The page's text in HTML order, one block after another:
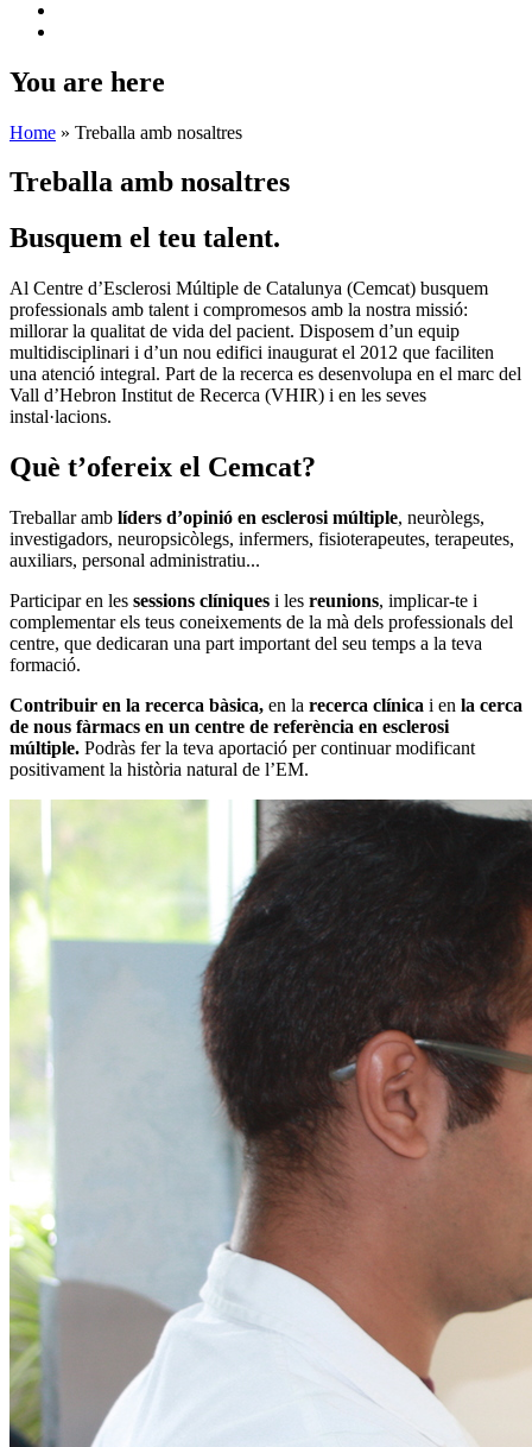
You are here
Home » Treballa amb nosaltres
Treballa amb nosaltres
Busquem el teu talent.
Al Centre d’Esclerosi Múltiple de Catalunya (Cemcat) busquem
professionals amb talent i compromesos amb la nostra missió:
millorar la qualitat de vida del pacient. Disposem d’un equip
multidisciplinari i d’un nou edifici inaugurat el 2012 que faciliten
una atenció integral. Part de la recerca es desenvolupa en el marc del
Vall d’Hebron Institut de Recerca (VHIR) i en les seves
instal·lacions.
Què t’ofereix el Cemcat?
Treballar amb líders d’opinió en esclerosi múltiple, neuròlegs,
investigadors, neuropsicòlegs, infermers, fisioterapeutes, terapeutes,
auxiliars, personal administratiu...
Participar en les sessions clíniques i les reunions, implicar-te i
complementar els teus coneixements de la mà dels professionals del
centre, que dedicaran una part important del seu temps a la teva
formació.
Contribuir en la recerca bàsica, en la recerca clínica i en la cerca
de nous fàrmacs en un centre de referència en esclerosi
múltiple. Podràs fer la teva aportació per continuar modificant
positivament la història natural de l’EM.